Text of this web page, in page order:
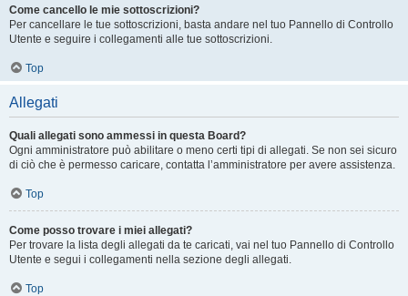
Come cancello le mie sottoscrizioni?
Per cancellare le tue sottoscrizioni, basta andare nel tuo Pannello di Controllo
Utente e seguire i collegamenti alle tue sottoscrizioni.
Top
Allegati
Quali allegati sono ammessi in questa Board?
Ogni amministratore può abilitare o meno certi tipi di allegati. Se non sei sicuro
di ciò che è permesso caricare, contatta l’amministratore per avere assistenza.
Top
Come posso trovare i miei allegati?
Per trovare la lista degli allegati da te caricati, vai nel tuo Pannello di Controllo
Utente e segui i collegamenti nella sezione degli allegati.
Top